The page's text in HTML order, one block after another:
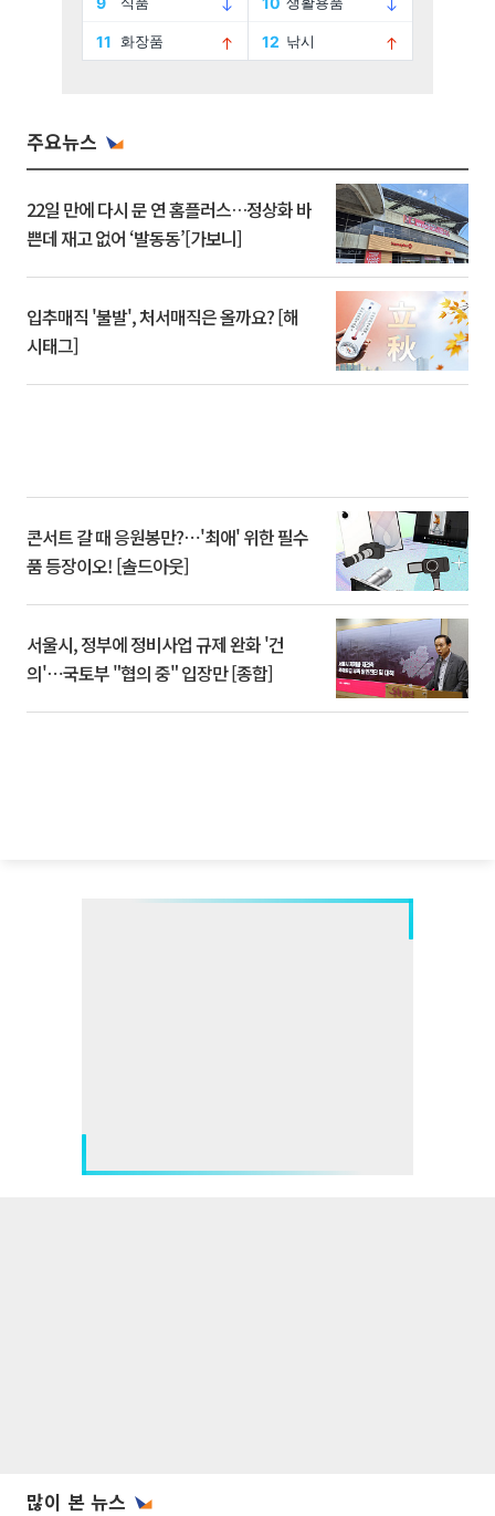
주요뉴스
22일 만에 다시 문 연 홈플러스…정상화 바
쁜데 재고 없어 ‘발동동’[가보니]
입추매직 '불발', 처서매직은 올까요? [해
시태그]
콘서트 갈 때 응원봉만?⋯'최애' 위한 필수
품 등장이오! [솔드아웃]
서울시, 정부에 정비사업 규제 완화 '건
의'⋯국토부 "협의 중" 입장만 [종합]
많이 본 뉴스